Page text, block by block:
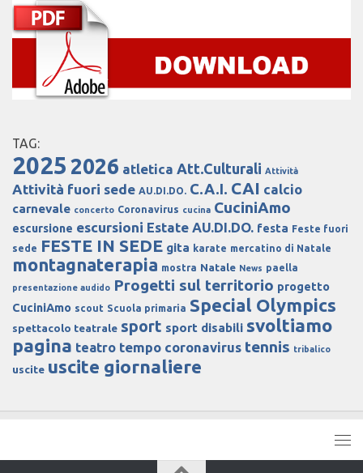
TAG:
2025 2026 atletica Att.Culturali Attività
Attività fuori sede AU.DI.DO. C.A.I. CAI calcio
carnevale concerto Coronavirus cucina CuciniAmo
escursione escursioni Estate AU.DI.DO. festa Feste fuori
sede FESTE IN SEDE gita karate mercatino di Natale
montagnaterapia mostra Natale News paella
presentazione audido Progetti sul territorio progetto
CuciniAmo scout Scuola primaria Special Olympics
spettacolo teatrale sport sport disabili svoltiamo
pagina teatro tempo coronavirus tennis tribalico
uscite uscite giornaliere